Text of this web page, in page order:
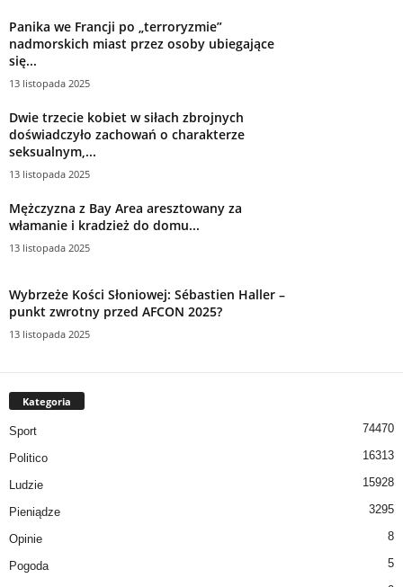
Panika we Francji po „terroryzmie”
nadmorskich miast przez osoby ubiegające
się...
13 listopada 2025
Dwie trzecie kobiet w siłach zbrojnych
doświadczyło zachowań o charakterze
seksualnym,...
13 listopada 2025
Mężczyzna z Bay Area aresztowany za
włamanie i kradzież do domu...
13 listopada 2025
Wybrzeże Kości Słoniowej: Sébastien Haller –
punkt zwrotny przed AFCON 2025?
13 listopada 2025
Kategoria
Sport 74470
Politico 16313
Ludzie 15928
Pieniądze 3295
Opinie 8
Pogoda 5